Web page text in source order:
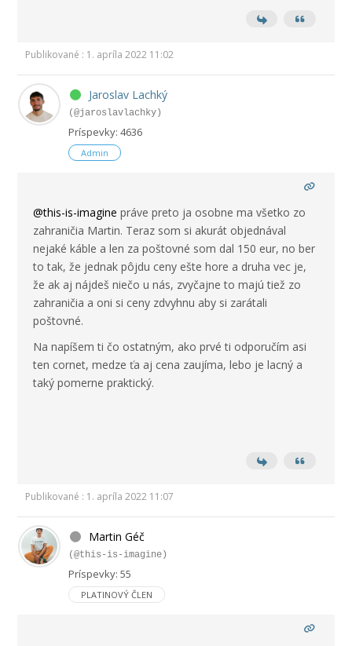
Publikované : 1. apríla 2022 11:02
Jaroslav Lachký
(@jaroslavlachky)
Príspevky: 4636
Admin
@this-is-imagine práve preto ja osobne ma všetko zo
zahraničia Martin. Teraz som si akurát objednával
nejaké káble a len za poštovné som dal 150 eur, no ber
to tak, že jednak pôjdu ceny ešte hore a druha vec je,
že ak aj nájdeš niečo u nás, zvyčajne to majú tiež zo
zahraničia a oni si ceny zdvyhnu aby si zarátali
poštovné.
Na napíšem ti čo ostatným, ako prvé ti odporučím asi
ten cornet, medze ťa aj cena zaujíma, lebo je lacný a
taký pomerne praktický.
Publikované : 1. apríla 2022 11:07
Martin Géč
(@this-is-imagine)
Príspevky: 55
PLATINOVÝ ČLEN